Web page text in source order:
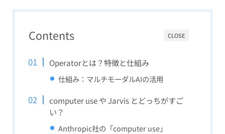
CLOSE
Contents
Operatorとは？特徴と仕組み
仕組み：マルチモーダルAIの活用
computer use や Jarvis とどっちがすご
い？
Anthropic社の「computer use」